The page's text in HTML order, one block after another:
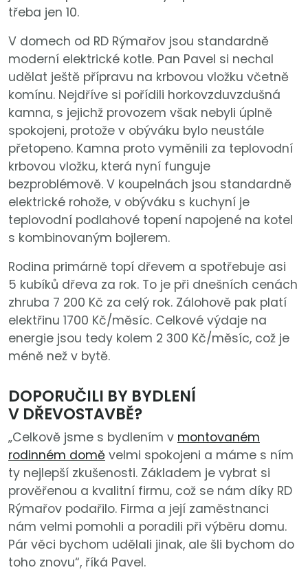
třeba jen 10.
V domech od RD Rýmařov jsou standardně
moderní elektrické kotle. Pan Pavel si nechal
udělat ještě přípravu na krbovou vložku včetně
komínu. Nejdříve si pořídili horkovzduvzdušná
kamna, s jejichž provozem však nebyli úplně
spokojeni, protože v obýváku bylo neustále
přetopeno. Kamna proto vyměnili za teplovodní
krbovou vložku, která nyní funguje
bezproblémově. V koupelnách jsou standardně
elektrické rohože, v obýváku s kuchyní je
teplovodní podlahové topení napojené na kotel
s kombinovaným bojlerem.
Rodina primárně topí dřevem a spotřebuje asi
5 kubíků dřeva za rok. To je při dnešních cenách
zhruba 7 200 Kč za celý rok. Zálohově pak platí
elektřinu 1700 Kč/měsíc. Celkové výdaje na
energie jsou tedy kolem 2 300 Kč/měsíc, což je
méně než v bytě.
DOPORUČILI BY BYDLENÍ
V DŘEVOSTAVBĚ?
„Celkově jsme s bydlením v montovaném
rodinném domě velmi spokojeni a máme s ním
ty nejlepší zkušenosti. Základem je vybrat si
prověřenou a kvalitní firmu, což se nám díky RD
Rýmařov podařilo. Firma a její zaměstnanci
nám velmi pomohli a poradili při výběru domu.
Pár věci bychom udělali jinak, ale šli bychom do
toho znovu“, říká Pavel.